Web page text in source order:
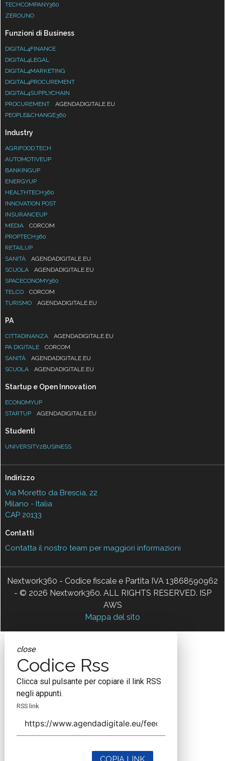
TECHCOMPANY360
ZEROUNO
Funzioni di Business
DIGITAL4FINANCE
DIGITAL4LEGAL
DIGITAL4MARKETING
DIGITAL4PROCUREMENT
DIGITAL4SUPPLYCHAIN
PROCUREMENT
AGENDADIGITALE.EU
PEOPLE&CHANGE360
Industry
AGRIFOOD.TECH
AUTOMOTIVEUP
BANKINGUP
ENERGYUP
HEALTHTECH360
INNOVATION POST
INSURANCEUP
MEDIA
CORCOM
PROPTECH360
RETAILUP
SANITÀ
AGENDADIGITALE.EU
SCUOLA
AGENDADIGITALE.EU
SPACECONOMY360
TELCO
CORCOM
TURISMO
AGENDADIGITALE.EU
PA
CITTADINANZA
AGENDADIGITALE.EU
PA DIGITALE
CORCOM
SANITÀ
AGENDADIGITALE.EU
SCUOLA
AGENDADIGITALE.EU
Startup e Open Innovation
ECONOMYUP
STARTUP
AGENDADIGITALE.EU
Studenti
UNIVERSITY2BUSINESS
Indirizzo
Via Moretto da Brescia, 22
Milano - Italia
CAP 20133
Contatti
Contatta il nostro team per maggiori informazioni
Nextwork360 - Codice fiscale e Partita IVA 13868590962
- © 2026 Nextwork360. ALL RIGHTS RESERVED. ISP
AWS
Mappa del sito
close
Codice Rss
Clicca sul pulsante per copiare il link RSS
negli appunti.
RSS link
COPIA LINK